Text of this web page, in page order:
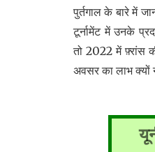
पुर्तगाल के बारे में
टूर्नामेंट में उनके
तो 2022 में फ़्रांस
अवसर का लाभ क्यों